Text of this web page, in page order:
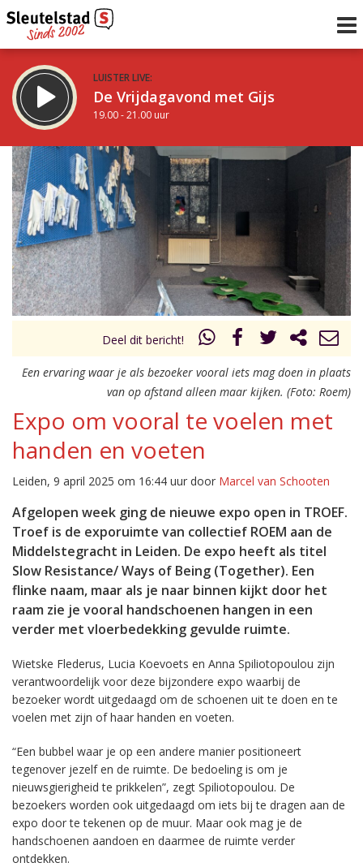
LUISTER LIVE:
De Vrijdagavond met Gijs
19.00 - 21.00 uur
STRAKS:
De avond van Sleutelstad
21.00 - 0.00 uur
Vorig uur
uur 1 van 0 Volgend uur
Inklappen
Deel dit bericht!
Een ervaring waar je als bezoeker vooral iets mag doen in plaats
van op afstand alleen maar kijken. (Foto: Roem)
Expo om vooral te voelen met
handen en voeten
Leiden, 9 april 2025 om 16:44 uur door Marcel van Schooten
Afgelopen week ging de nieuwe expo open in TROEF.
Troef is de exporuimte van collectief ROEM aan de
Middelstegracht in Leiden. De expo heeft als titel
Slow Resistance/ Ways of Being (Together). Een
flinke naam, maar als je naar binnen kijkt door het
raam zie je vooral handschoenen hangen in een
verder met vloerbedekking gevulde ruimte.
Wietske Flederus, Lucia Koevoets en Anna Spiliotopoulou zijn
verantwoordelijk voor deze bijzondere expo waarbij de
bezoeker wordt uitgedaagd om de schoenen uit te doen en te
voelen met zijn of haar handen en voeten.
“Een bubbel waar je op een andere manier positioneert
tegenover jezelf en de ruimte. De bedoeling is om je
nieuwsgierigheid te prikkelen”, zegt Spiliotopoulou. De
bezoekers worden ook uitgedaagd om iets bij te dragen aan de
expo door te tekenen op de muur. Maar ook mag je de
handschoenen aandoen en daarmee de ruimte verder
ontdekken.